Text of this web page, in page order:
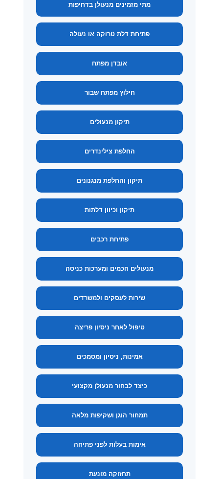
מתי מזמינים מנעולן בדחיפות
פתיחת דלת טרוקה או נעולה
אובדן מפתח
חילוץ מפתח שבור
תיקון מנעולים
החלפת צילינדרים
תיקון והחלפת מנגנונים
תיקון וכיוון דלתות
פתיחת רכבים
מנעולים חכמים ומערכות כניסה
שירות לעסקים ולמשרדים
טיפול לאחר ניסיון פריצה
אמינות, ניסיון ומסמכים
כיצד לבחור מנעולן מקצועי
תמחור הוגן ושקיפות מלאה
אימות בעלות לפני פתיחה
תחזוקה מונעת